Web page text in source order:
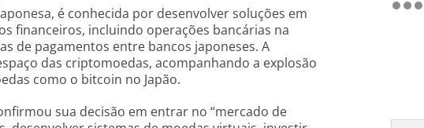
é conhecida por desenvolver soluções em
financeiros, incluindo operações bancárias na
de pagamentos entre bancos japoneses. A
das criptomoedas, acompanhando a explosão
como o bitcoin no Japão.
sua decisão em entrar no “mercado de